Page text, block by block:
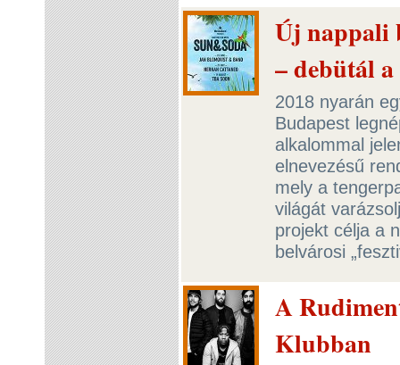
Új nappali
– debütál
2018 nyarán
Budapest
alkalommal
elnevezésű
mely a
világát
projekt célja a
belvárosi
A
Klubban